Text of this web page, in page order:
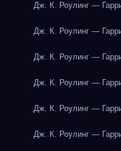
Дж. К. Роулинг —
Дж. К. Роулинг —
Дж. К. Роулинг —
Дж. К. Роулинг —
Дж. К. Роулинг —
Дж. К. Роулинг —